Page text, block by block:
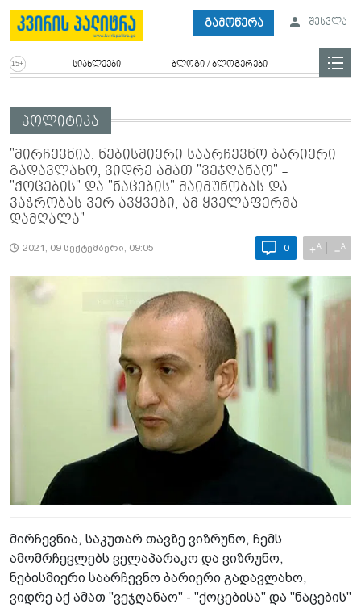
გამოწერა შესვლა
სიახლეები ბლოგი / ბლოგერები
პოლიტიკა
"მირჩევნია, ნებისმიერი საარჩევნო ბარიერი
გადავლახო, ვიდრე ამათ "ვეჯღანაო" -
"ქოცების" და "ნაცების" მაიმუნობას და
ვაჭრობას ვერ ავყვები, ამ ყველაფერმა
დამღალა"
2021, 09 სექტემბერი, 09:05 0 +A −A
მირჩევნია, საკუთარ თავზე ვიზრუნო, ჩემს
ამომრჩევლებს ველაპარაკო და ვიზრუნო,
ნებისმიერი საარჩევნო ბარიერი გადავლახო,
ვიდრე აქ ამათ "ვეჯღანაო" - "ქოცებისა" და "ნაცების"